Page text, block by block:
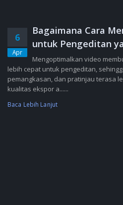
6
Apr
Bagaimana Cara
untuk Pengeditan
Mengoptimalkan video
lebih cepat untuk pengeditan,
pemangkasan, dan pratinjau terasa
kualitas ekspor a......
Baca Lebih Lanjut